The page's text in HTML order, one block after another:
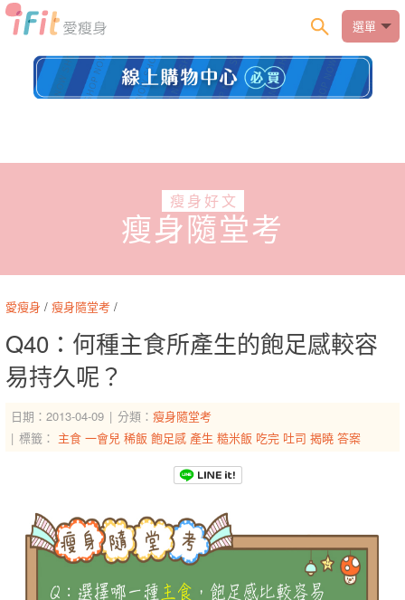
選單
瘦身好文
瘦身隨堂考
愛瘦身 / 瘦身隨堂考 /
Q40：何種主食所產生的飽足感較容
易持久呢？
日期：2013-04-09 分類： 瘦身隨堂考
標籤： 主食 一會兒 稀飯 飽足感 產生 糙米飯 吃完 吐司 揭曉 答案